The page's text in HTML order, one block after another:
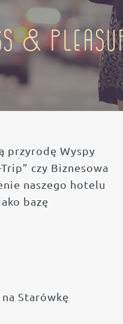
&
przyrodę Wyspy
czy Biznesowa
naszego hotelu
bazę
Starówkę